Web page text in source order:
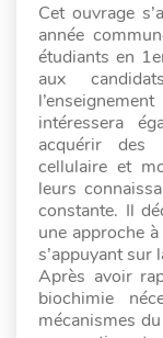
Cet ouvrage
année
étudiants en
aux
intéressera
acquérir des
cellulaire et
leurs
constante. Il
une approche
s’appuyant sur
Après avoir
biochimie
mécanismes